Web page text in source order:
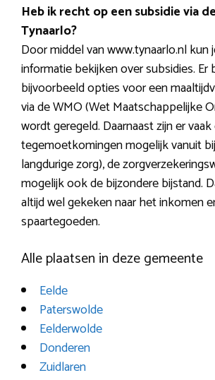
Heb ik recht op een subsidie via
Tynaarlo?
Door middel van www.tynaarlo.nl kun
informatie bekijken over subsidies. Er
bijvoorbeeld opties voor een
via de WMO (Wet Maatschappelijke
wordt geregeld. Daarnaast zijn er
tegemoetkomingen mogelijk vanuit
langdurige zorg), de
mogelijk ook de bijzondere bijstand.
altijd wel gekeken naar het inkomen
spaartegoeden.
Alle plaatsen in deze gemeente
Eelde
Paterswolde
Eelderwolde
Donderen
Zuidlaren